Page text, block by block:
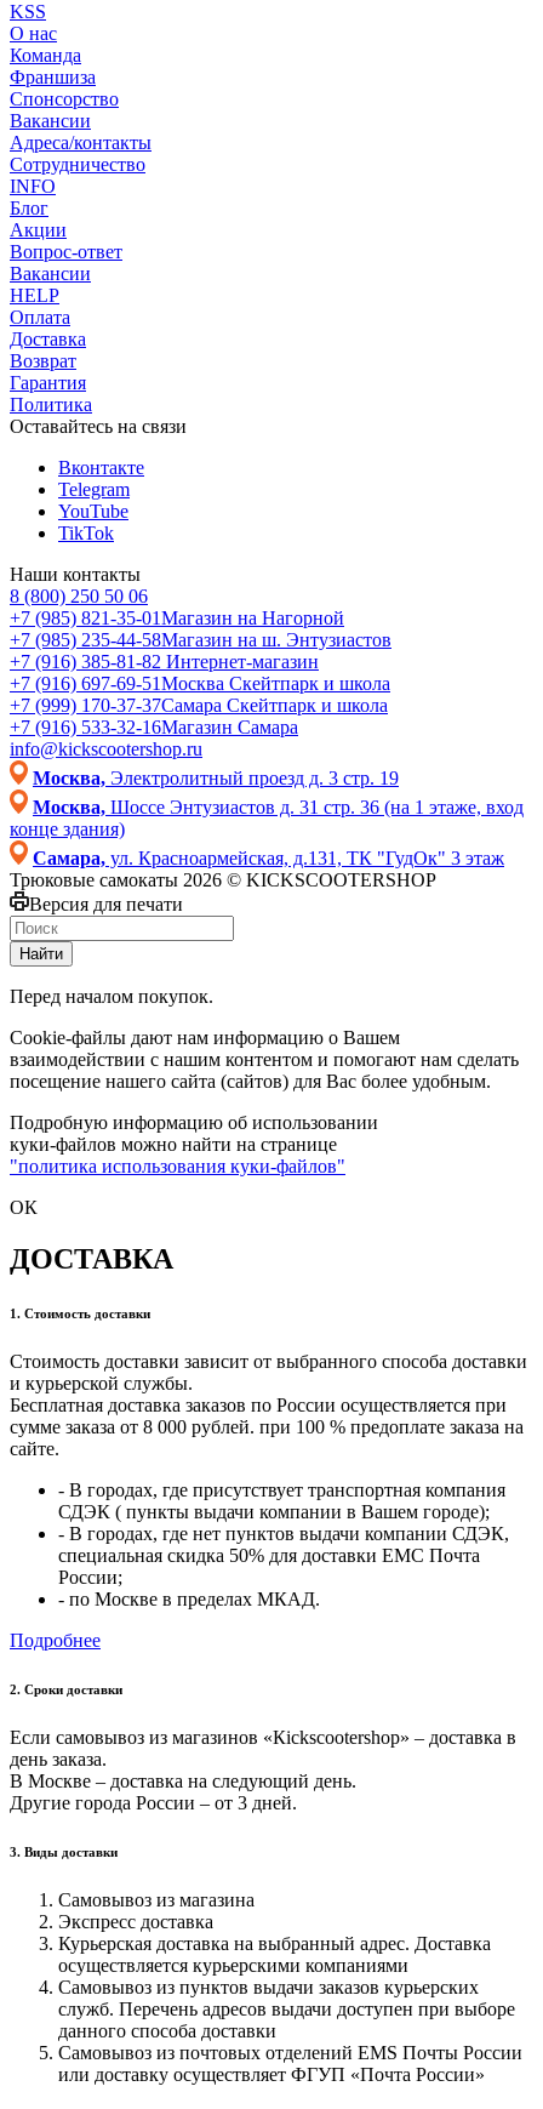
KSS
О нас
Команда
Франшиза
Спонсорство
Вакансии
Адреса/контакты
Сотрудничество
INFO
Блог
Акции
Вопрос-ответ
Вакансии
HELP
Оплата
Доставка
Возврат
Гарантия
Политика
Оставайтесь на связи
Вконтакте
Telegram
YouTube
TikTok
Наши контакты
8 (800) 250 50 06
+7 (985) 821-35-01Магазин на Нагорной
+7 (985) 235-44-58Магазин на ш. Энтузиастов
+7 (916) 385-81-82 Интернет-магазин
+7 (916) 697-69-51Москва Скейтпарк и школа
+7 (999) 170-37-37Самара Скейтпарк и школа
+7 (916) 533-32-16Магазин Самара
info@kickscootershop.ru
Москва, Электролитный проезд д. 3 стр. 19
Москва, Шоссе Энтузиастов д. 31 стр. 36 (на 1 этаже, вход
конце здания)
Самара, ул. Красноармейская, д.131, ТК "ГудОк" 3 этаж
Трюковые самокаты 2026 © KICKSCOOTERSHOP
Версия для печати
Найти
Перед началом покупок.
Cookie-файлы дают нам информацию о Вашем
взаимодействии с нашим контентом и помогают нам сделать
посещение нашего сайта (сайтов) для Вас более удобным.
Подробную информацию об использовании
куки-файлов можно найти на странице
"политика использования куки-файлов"
ОК
ДОСТАВКА
1. Стоимость доставки
Стоимость доставки зависит от выбранного способа доставки
и курьерской службы.
Бесплатная доставка заказов по России осуществляется при
сумме заказа от 8 000 рублей. при 100 % предоплате заказа на
сайте.
- В городах, где присутствует транспортная компания
СДЭК ( пункты выдачи компании в Вашем городе);
- В городах, где нет пунктов выдачи компании СДЭК,
специальная скидка 50% для доставки ЕМС Почта
России;
- по Москве в пределах МКАД.
Подробнее
2. Cроки доставки
Если самовывоз из магазинов «Кickscootershop» – доставка в
день заказа.
В Москве – доставка на следующий день.
Другие города России – от 3 дней.
3. Виды доставки
Самовывоз из магазина
Экспресс доставка
Курьерская доставка на выбранный адрес. Доставка
осуществляется курьерскими компаниями
Самовывоз из пунктов выдачи заказов курьерских
служб. Перечень адресов выдачи доступен при выборе
данного способа доставки
Самовывоз из почтовых отделений EMS Почты России
или доставку осуществляет ФГУП «Почта России»